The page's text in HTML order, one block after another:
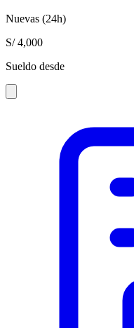
Nuevas (24h)
S/ 4,000
Sueldo desde